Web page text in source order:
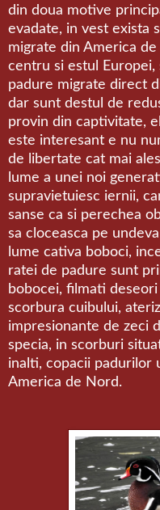
din doua motive
evadate, in vest exista
migrate din America
centru si estul Europei,
padure migrate direct
dar sunt destul de
provin din captivitate,
este interesant e nu
de libertate cat mai
lume a unei noi
supravietuiesc iernii,
sanse ca si perechea
sa cloceasca pe
lume cativa boboci,
ratei de padure sunt
bobocei, filmati
scorbura cuibului,
impresionante de zeci
specia, in scorburi
inalti, copacii padurilor
America de Nord.